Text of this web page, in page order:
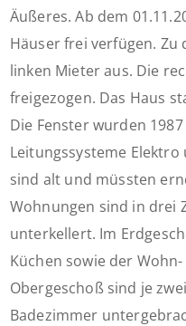
Äußeres. Ab dem
Häuser frei verfügen. Zu
linken Mieter aus. Die
freigezogen. Das Haus
Die Fenster wurden
Leitungssysteme
sind alt und müssten
Wohnungen sind in drei
unterkellert. Im
Küchen sowie der
Obergeschoß sind je
Badezimmer